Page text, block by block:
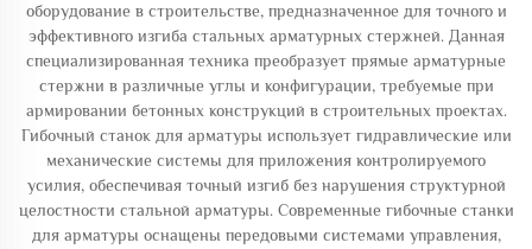
оборудование в строительстве, предназначенное для точного и
эффективного изгиба стальных арматурных стержней. Данная
специализированная техника преобразует прямые арматурные
стержни в различные углы и конфигурации, требуемые при
армировании бетонных конструкций в строительных проектах.
Гибочный станок для арматуры использует гидравлические или
механические системы для приложения контролируемого
усилия, обеспечивая точный изгиб без нарушения структурной
целостности стальной арматуры. Современные гибочные станки
для арматуры оснащены передовыми системами управления,